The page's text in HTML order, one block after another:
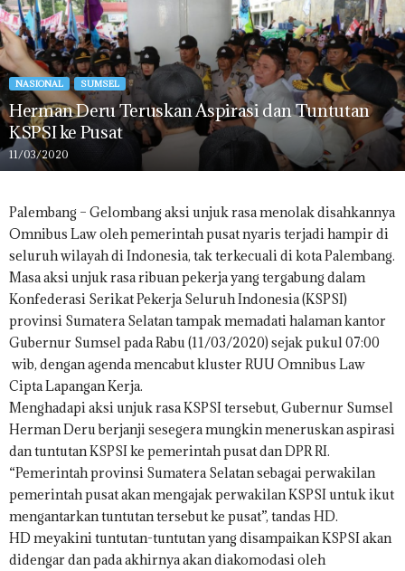
NASIONAL SUMSEL
Herman Deru Teruskan Aspirasi dan Tuntutan
KSPSI ke Pusat
11/03/2020
Palembang – Gelombang aksi unjuk rasa menolak disahkannya
Omnibus Law oleh pemerintah pusat nyaris terjadi hampir di
seluruh wilayah di Indonesia, tak terkecuali di kota Palembang.
Masa aksi unjuk rasa ribuan pekerja yang tergabung dalam
Konfederasi Serikat Pekerja Seluruh Indonesia (KSPSI)
provinsi Sumatera Selatan tampak memadati halaman kantor
Gubernur Sumsel pada Rabu (11/03/2020) sejak pukul 07:00
wib, dengan agenda mencabut kluster RUU Omnibus Law
Cipta Lapangan Kerja.
Menghadapi aksi unjuk rasa KSPSI tersebut, Gubernur Sumsel
Herman Deru berjanji sesegera mungkin meneruskan aspirasi
dan tuntutan KSPSI ke pemerintah pusat dan DPR RI.
“Pemerintah provinsi Sumatera Selatan sebagai perwakilan
pemerintah pusat akan mengajak perwakilan KSPSI untuk ikut
mengantarkan tuntutan tersebut ke pusat”, tandas HD.
HD meyakini tuntutan-tuntutan yang disampaikan KSPSI akan
didengar dan pada akhirnya akan diakomodasi oleh